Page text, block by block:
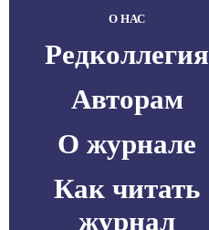
О НАС
Редколлегия
Авторам
О журнале
Как читать
журнал